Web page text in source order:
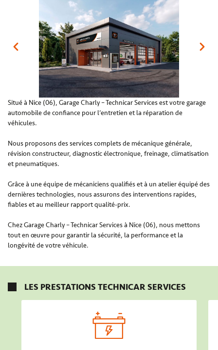
Situé à Nice (06), Garage Charly – Technicar Services est votre garage
automobile de confiance pour l’entretien et la réparation de
véhicules.
Nous proposons des services complets de mécanique générale,
révision constructeur, diagnostic électronique, freinage, climatisation
et pneumatiques.
Grâce à une équipe de mécaniciens qualifiés et à un atelier équipé des
dernières technologies, nous assurons des interventions rapides,
fiables et au meilleur rapport qualité-prix.
Chez Garage Charly – Technicar Services à Nice (06), nous mettons
tout en œuvre pour garantir la sécurité, la performance et la
longévité de votre véhicule.
LES PRESTATIONS TECHNICAR SERVICES